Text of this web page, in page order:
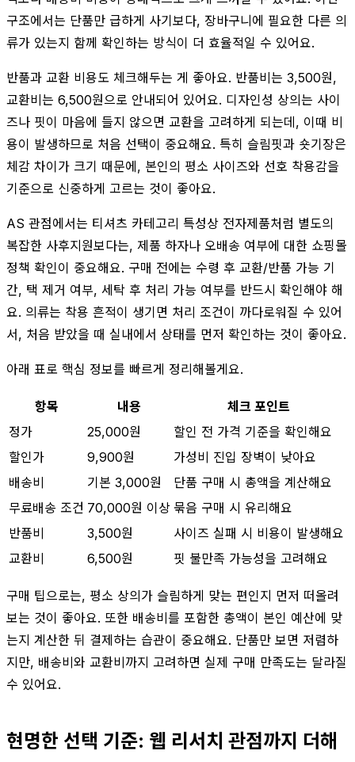
구조에서는 단품만 급하게 사기보다, 장바구니에 필요한 다른 의
류가 있는지 함께 확인하는 방식이 더 효율적일 수 있어요.
반품과 교환 비용도 체크해두는 게 좋아요. 반품비는 3,500원,
교환비는 6,500원으로 안내되어 있어요. 디자인성 상의는 사이
즈나 핏이 마음에 들지 않으면 교환을 고려하게 되는데, 이때 비
용이 발생하므로 처음 선택이 중요해요. 특히 슬림핏과 숏기장은
체감 차이가 크기 때문에, 본인의 평소 사이즈와 선호 착용감을
기준으로 신중하게 고르는 것이 좋아요.
AS 관점에서는 티셔츠 카테고리 특성상 전자제품처럼 별도의
복잡한 사후지원보다는, 제품 하자나 오배송 여부에 대한 쇼핑몰
정책 확인이 중요해요. 구매 전에는 수령 후 교환/반품 가능 기
간, 택 제거 여부, 세탁 후 처리 가능 여부를 반드시 확인해야 해
요. 의류는 착용 흔적이 생기면 처리 조건이 까다로워질 수 있어
서, 처음 받았을 때 실내에서 상태를 먼저 확인하는 것이 좋아요.
아래 표로 핵심 정보를 빠르게 정리해볼게요.
항목 내용
체크 포인트
정가
25,000원
할인 전 가격 기준을 확인해요
할인가
9,900원
가성비 진입 장벽이 낮아요
배송비
기본 3,000원
단품 구매 시 총액을 계산해요
무료배송 조건 70,000원 이상 묶음 구매 시 유리해요
반품비
3,500원
사이즈 실패 시 비용이 발생해요
교환비
6,500원 핏 불만족 가능성을 고려해요
구매 팁으로는, 평소 상의가 슬림하게 맞는 편인지 먼저 떠올려
보는 것이 좋아요. 또한 배송비를 포함한 총액이 본인 예산에 맞
는지 계산한 뒤 결제하는 습관이 중요해요. 단품만 보면 저렴하
지만, 배송비와 교환비까지 고려하면 실제 구매 만족도는 달라질
수 있어요.
현명한 선택 기준: 웹 리서치 관점까지 더해